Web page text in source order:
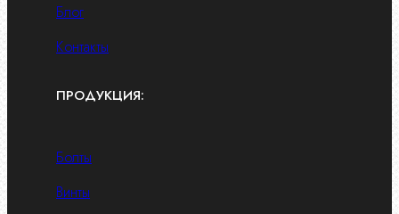
Блог
Контакты
ПРОДУКЦИЯ:
Болты
Винты